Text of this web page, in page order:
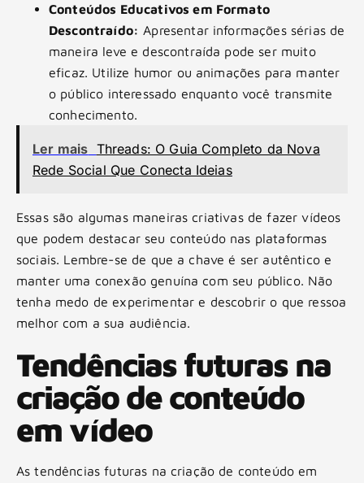
Conteúdos Educativos em Formato
Descontraído: Apresentar informações sérias de
maneira leve e descontraída pode ser muito
eficaz. Utilize humor ou animações para manter
o público interessado enquanto você transmite
conhecimento.
Ler mais Threads: O Guia Completo da Nova
Rede Social Que Conecta Ideias
Essas são algumas maneiras criativas de fazer vídeos
que podem destacar seu conteúdo nas plataformas
sociais. Lembre-se de que a chave é ser autêntico e
manter uma conexão genuína com seu público. Não
tenha medo de experimentar e descobrir o que ressoa
melhor com a sua audiência.
Tendências futuras na
criação de conteúdo
em vídeo
As tendências futuras na criação de conteúdo em